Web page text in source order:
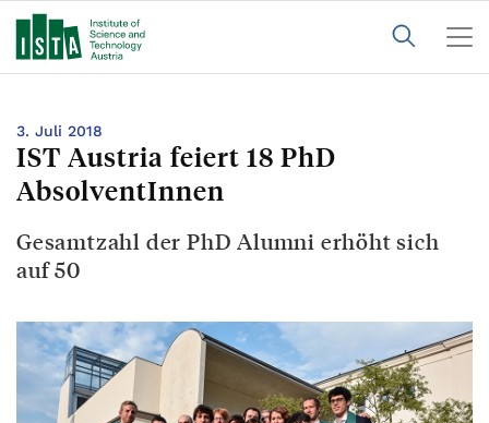
3. Juli 2018
IST Austria feiert 18 PhD
AbsolventInnen
Gesamtzahl der PhD Alumni erhöht sich
auf 50